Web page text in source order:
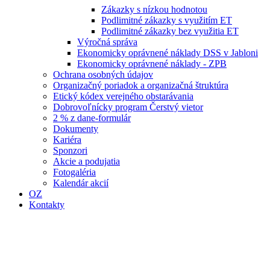
Zákazky s nízkou hodnotou
Podlimitné zákazky s využitím ET
Podlimitné zákazky bez využitia ET
Výročná správa
Ekonomicky oprávnené náklady DSS v Jabloni
Ekonomicky oprávnené náklady - ZPB
Ochrana osobných údajov
Organizačný poriadok a organizačná štruktúra
Etický kódex verejného obstarávania
Dobrovoľnícky program Čerstvý vietor
2 % z dane-formulár
Dokumenty
Kariéra
Sponzori
Akcie a podujatia
Fotogaléria
Kalendár akcií
OZ
Kontakty